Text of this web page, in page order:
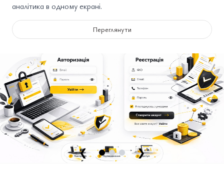
аналітика в одному екрані.
Переглянути
❮ ❯